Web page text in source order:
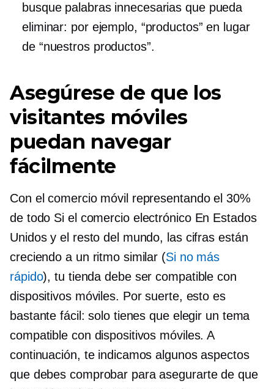
busque palabras innecesarias que pueda
eliminar: por ejemplo, “productos” en lugar
de “nuestros productos”.
Asegúrese de que los
visitantes móviles
puedan navegar
fácilmente
Con el comercio móvil representando el 30%
de todo Si el comercio electrónicoEn Estados
Unidos y el resto del mundo, las cifras están
creciendo a un ritmo similar (Si no más
rápido), tu tienda debe ser compatible con
dispositivos móviles. Por suerte, esto es
bastante fácil: solo tienes que elegir un tema
compatible con dispositivos móviles. A
continuación, te indicamos algunos aspectos
que debes comprobar para asegurarte de que